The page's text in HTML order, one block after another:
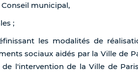
municipal,
;
les modalités de
sociaux aidés par la Ville de
l'intervention de la Ville de